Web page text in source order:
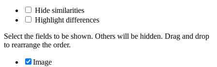
Hide similarities
Highlight differences
Select the fields to be shown. Others will be hidden. Drag and drop
to rearrange the order.
Image